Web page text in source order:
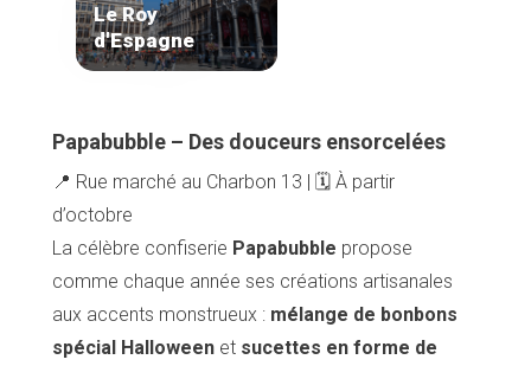
Le Roy
d'Espagne
Papabubble – Des douceurs ensorcelées
📍 Rue marché au Charbon 13 | 🗓️ À partir
d’octobre
La célèbre confiserie Papabubble propose
comme chaque année ses créations artisanales
aux accents monstrueux : mélange de bonbons
spécial Halloween et sucettes en forme de